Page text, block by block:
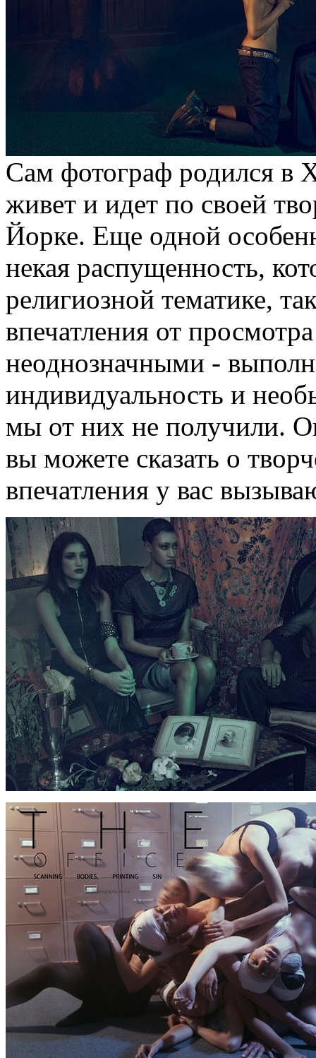
Сам фотограф родился в
живет и идет по своей
Йорке. Еще одной
некая распущенность,
религиозной тематике,
впечатления от
неоднозначными -
индивидуальность и
мы от них не получили.
вы можете сказать о
впечатления у вас